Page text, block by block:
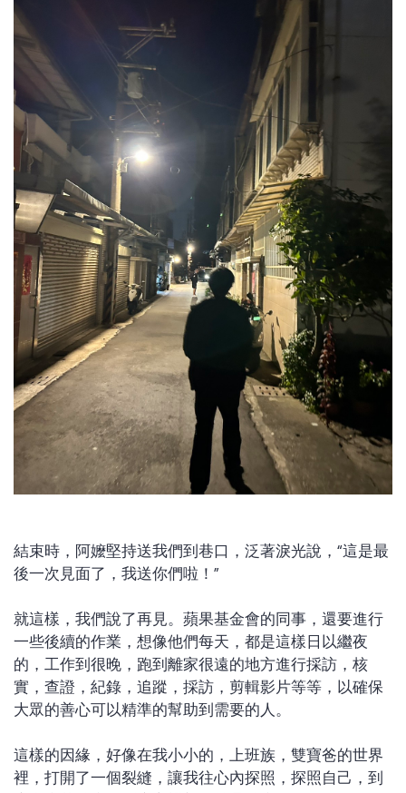
結束時，阿嬤堅持送我們到巷口，泛著淚光說，“這是最
後一次見面了，我送你們啦！”
就這樣，我們說了再見。蘋果基金會的同事，還要進行
一些後續的作業，想像他們每天，都是這樣日以繼夜
的，工作到很晚，跑到離家很遠的地方進行採訪，核
實，查證，紀錄，追蹤，採訪，剪輯影片等等，以確保
大眾的善心可以精準的幫助到需要的人。
這樣的因緣，好像在我小小的，上班族，雙寶爸的世界
裡，打開了一個裂縫，讓我往心內探照，探照自己，到